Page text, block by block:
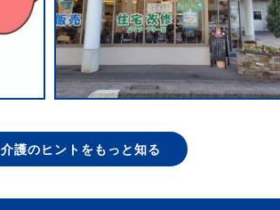
介護のヒントをもっと知る